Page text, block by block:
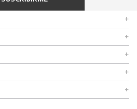
+
+
y devolución
+
+
+